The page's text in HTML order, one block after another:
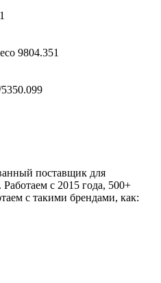
9804.351
поставщик для
Работаем с 2015 года, 500+
с такими брендами, как: